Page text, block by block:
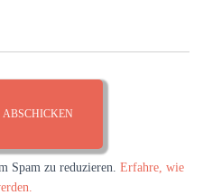
Spam zu reduzieren. Erfahre, wie